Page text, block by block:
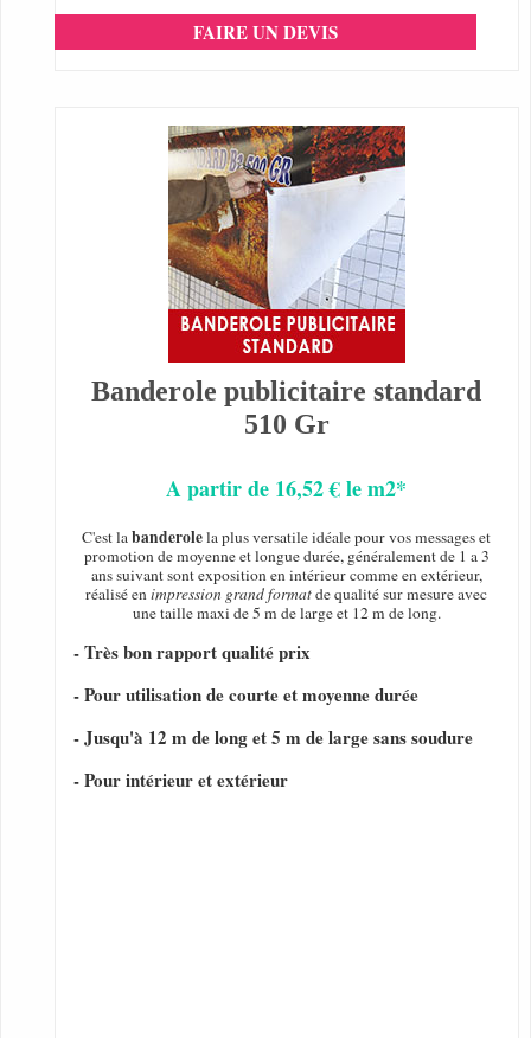
FAIRE UN DEVIS
Banderole publicitaire standard
510 Gr
A partir de 16,52 € le m2*
C'est labanderolela plus versatile idéale pour vos messages et
promotion de moyenne et longue durée, généralement de 1 a 3
ans suivant sont exposition en intérieur comme en extérieur,
réalisé enimpression grand formatde qualité sur mesure avec
une taille maxi de 5 m de large et 12 m de long.
- Très bon rapport qualité prix
- Pour utilisation de courte et moyenne durée
- Jusqu'à 12 m de long et 5 m de large sans soudure
- Pour intérieur et extérieur